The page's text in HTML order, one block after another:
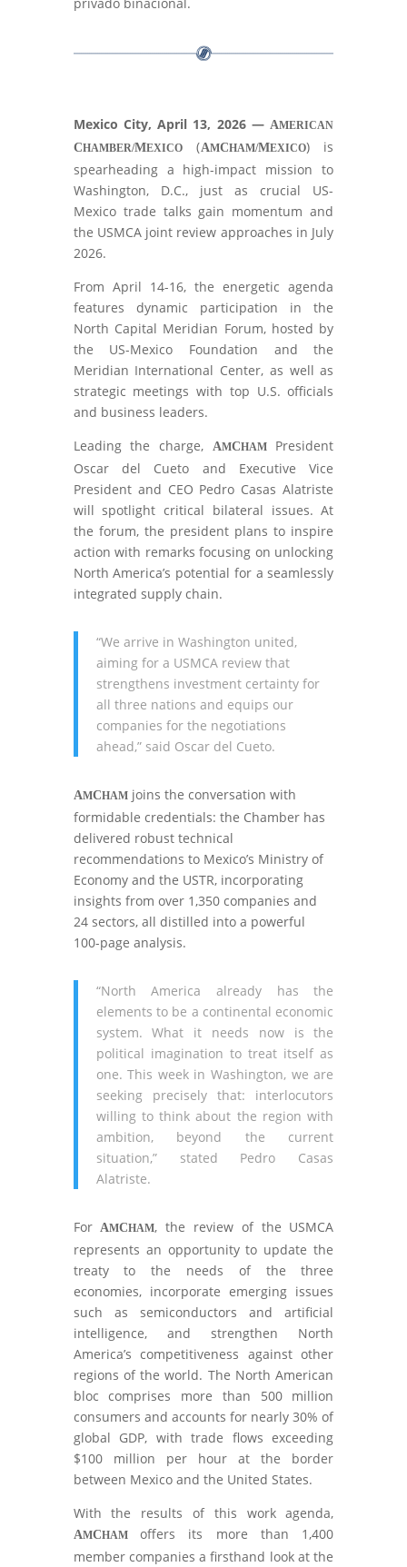
Mexico City, April 13, 2026 — AMERICAN
CHAMBER/MEXICO(AMCHAM/MEXICO) is
spearheading a high-impact mission to
Washington, D.C., just as crucial US-
Mexico trade talks gain momentum and
the USMCA joint review approaches in July
2026.
From April 14-16, the energetic agenda
features dynamic participation in the
North Capital Meridian Forum, hosted by
the US-Mexico Foundation and the
Meridian International Center, as well as
strategic meetings with top U.S. officials
and business leaders.
Leading the charge,
AMCHAMPresident
Oscar del Cueto and Executive Vice
President and CEO Pedro Casas Alatriste
will spotlight critical bilateral issues. At
the forum, the president plans to inspire
action with remarks focusing on unlocking
North America’s potential for a seamlessly
integrated supply chain.
“We arrive in Washington united,
aiming for a USMCA review that
strengthens investment certainty for
all three nations and equips our
companies for the negotiations
ahead,” said Oscar del Cueto.
AMCHAMjoins the conversation with
formidable credentials: the Chamber has
delivered robust technical
recommendations to Mexico’s Ministry of
Economy and the USTR, incorporating
insights from over 1,350 companies and
24 sectors, all distilled into a powerful
100-page analysis.
“North America already has the
elements to be a continental economic
system. What it needs now is the
political imagination to treat itself as
one. This week in Washington, we are
seeking precisely that: interlocutors
willing to think about the region with
ambition, beyond the current
situation,” stated Pedro Casas
Alatriste.
ForAMCHAM, the review of the USMCA
represents an opportunity to update the
treaty to the needs of the three
economies, incorporate emerging issues
such as semiconductors and artificial
intelligence, and strengthen North
America’s competitiveness against other
regions of the world. The North American
bloc comprises more than 500 million
consumers and accounts for nearly 30% of
global GDP, with trade flows exceeding
$100 million per hour at the border
between Mexico and the United States.
With the results of this work agenda,
AMCHAM offers its more than 1,400
member companies a firsthand look at the